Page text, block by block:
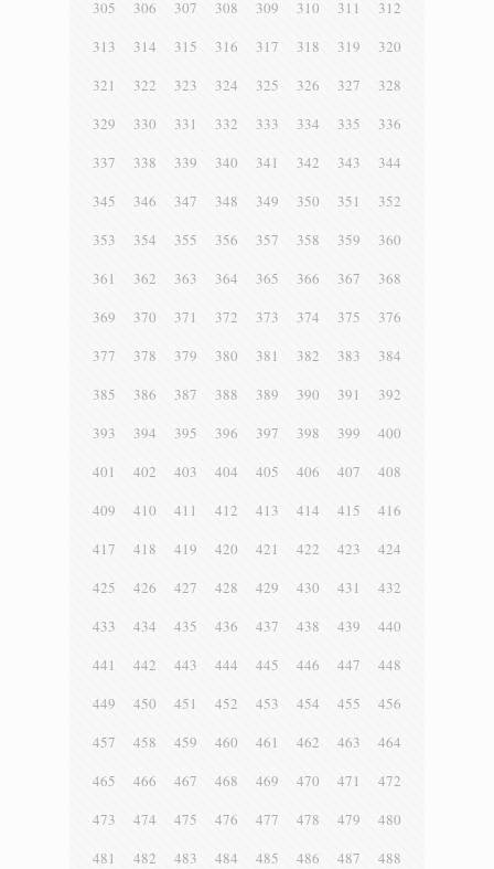
305 306 307 308 309 310 311
312
313
314 315 316 317 318 319
320
321
322 323 324 325 326 327
328
329
330 331 332 333 334 335
336
337
338 339 340 341 342 343
344
345
346 347 348 349 350 351
352
353
354 355 356 357 358 359
360
361
362 363 364 365 366 367
368
369
370 371 372 373 374 375
376
377
378 379 380 381 382 383
384
385
386 387 388 389 390 391
392
393
394 395 396 397 398 399
400
401
402 403 404 405 406 407
408
409
410 411 412 413 414 415
416
417
418 419 420 421 422 423
424
425
426 427 428 429 430 431
432
433
434 435 436 437 438 439
440
441
442 443 444 445 446 447
448
449
450 451 452 453 454 455
456
457
458 459 460 461 462 463
464
465
466 467 468 469 470 471
472
473
474 475 476 477 478 479
480
481
482 483 484 485 486 487
488